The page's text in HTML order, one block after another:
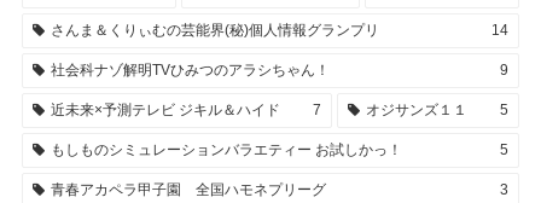
さんま＆くりぃむの芸能界(秘)個人情報グランプリ 14
社会科ナゾ解明TVひみつのアラシちゃん！ 9
近未来×予測テレビ ジキル＆ハイド 7 オジサンズ１１ 5
もしものシミュレーションバラエティー お試しかっ！ 5
青春アカペラ甲子園 全国ハモネプリーグ 3